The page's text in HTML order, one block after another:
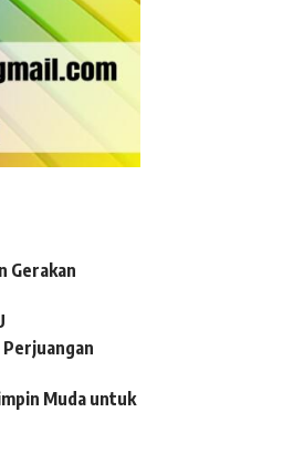
Gerakan
Perjuangan
Muda untuk